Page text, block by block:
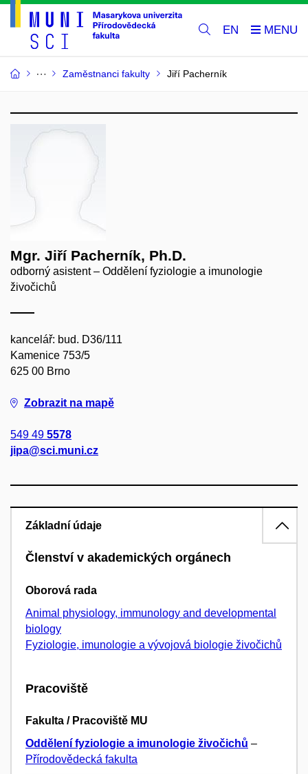
EN
Zaměstnanci fakulty Jiří Pacherník
Mgr. Jiří Pacherník, Ph.D.
odborný asistent – Oddělení fyziologie a imunologie
živočichů
kancelář: bud. D36/111
Kamenice 753/5
625 00 Brno
Zobrazit na mapě
549 49 5578
jipa@sci.muni.cz
Základní údaje
Členství v akademických orgánech
Oborová rada
Animal physiology, immunology and developmental
biology
Fyziologie, imunologie a vývojová biologie živočichů
Pracoviště
Fakulta / Pracoviště MU
Oddělení fyziologie a imunologie živočichů –
Přírodovědecká fakulta